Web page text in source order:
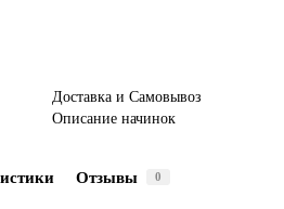
Доставка и Самовывоз
Описание начинок
Отзывы 0